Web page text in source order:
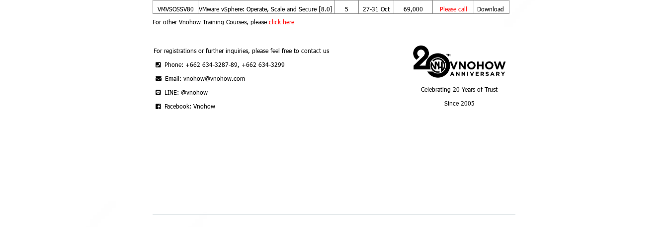
VMVSOSSV80 VMware vSphere: Operate, Scale and Secure [8.0] 5 27-31 Oct 69,000 Please call
Download
For other Vnohow Training Courses, please click here
For registrations or further inquiries, please feel free to contact us
Phone: +662 634-3287-89, +662 634-3299
Email: vnohow@vnohow.com
LINE: @vnohow
Facebook: Vnohow
Celebrating 20 Years of Trust
Since 2005